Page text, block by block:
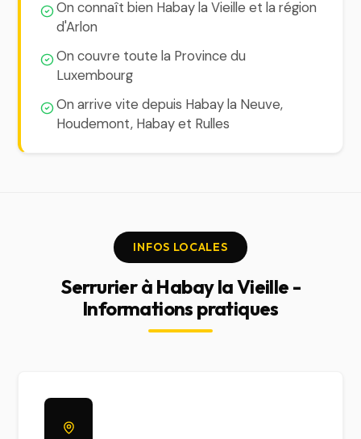
On connaît bien Habay la Vieille et la région
d'Arlon
On couvre toute la Province du
Luxembourg
On arrive vite depuis Habay la Neuve,
Houdemont, Habay et Rulles
INFOS LOCALES
Serrurier à Habay la Vieille -
Informations pratiques